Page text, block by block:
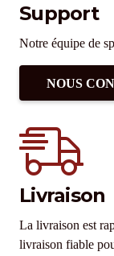
Support
Notre équipe de
NOUS
Livraison
La livraison est
livraison fiable